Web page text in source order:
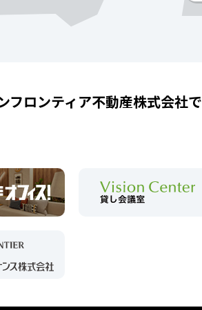
フロンティア不動産株式会社で